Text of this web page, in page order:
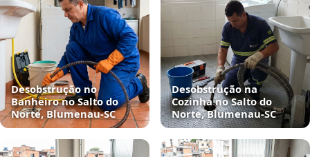
Desobstrução no
Banheiro no Salto do
Norte, Blumenau‑SC
Desobstrução na
Cozinha no Salto do
Norte, Blumenau‑SC